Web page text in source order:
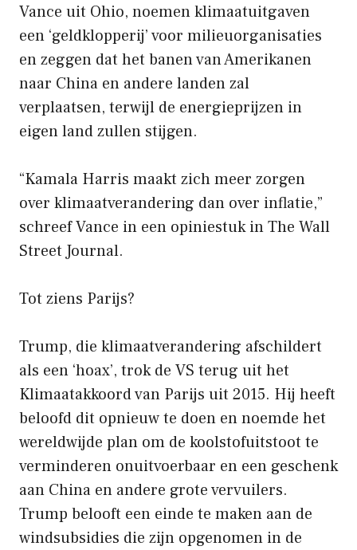
Vance uit Ohio, noemen klimaatuitgaven
een ‘geldklopperij’ voor milieuorganisaties
en zeggen dat het banen van Amerikanen
naar China en andere landen zal
verplaatsen, terwijl de energieprijzen in
eigen land zullen stijgen.
“Kamala Harris maakt zich meer zorgen
over klimaatverandering dan over inflatie,”
schreef Vance in een opiniestuk in The Wall
Street Journal.
Tot ziens Parijs?
Trump, die klimaatverandering afschildert
als een ‘hoax’, trok de VS terug uit het
Klimaatakkoord van Parijs uit 2015. Hij heeft
beloofd dit opnieuw te doen en noemde het
wereldwijde plan om de koolstofuitstoot te
verminderen onuitvoerbaar en een geschenk
aan China en andere grote vervuilers.
Trump belooft een einde te maken aan de
windsubsidies die zijn opgenomen in de